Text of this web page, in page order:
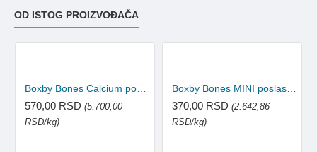
OD ISTOG PROIZVOĐAČA
Boxby Bones Calcium poslastica za pse Adult 100g
570,00 RSD (5.700,00
RSD/kg)
Boxby Bones MINI poslastica za pse Adult 140g
370,00 RSD (2.642,86
RSD/kg)